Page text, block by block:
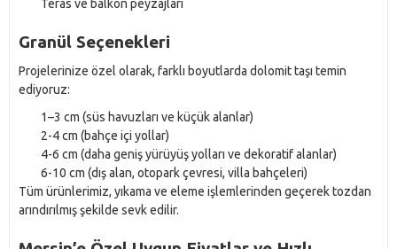
Teras ve balkon peyzajları
Granül Seçenekleri
Projelerinize özel olarak, farklı boyutlarda dolomit taşı temin
ediyoruz:
1–3 cm (süs havuzları ve küçük alanlar)
2-4 cm (bahçe içi yollar)
4-6 cm (daha geniş yürüyüş yolları ve dekoratif alanlar)
6-10 cm (dış alan, otopark çevresi, villa bahçeleri)
Tüm ürünlerimiz, yıkama ve eleme işlemlerinden geçerek tozdan
arındırılmış şekilde sevk edilir.